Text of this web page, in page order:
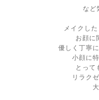
など
メイクした
お顔に
優しく丁寧
小顔に
とって
リラク